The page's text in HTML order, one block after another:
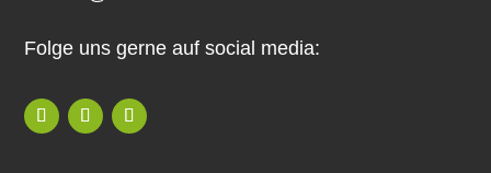
Folge uns gerne auf social media: